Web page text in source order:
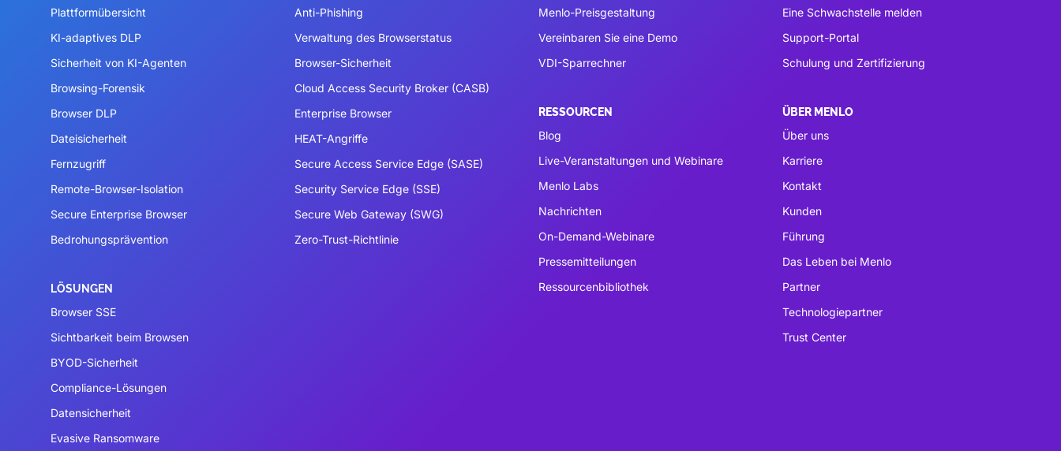
Plattformübersicht
KI-adaptives DLP
Sicherheit von KI-Agenten
Browsing-Forensik
Browser DLP
Dateisicherheit
Fernzugriff
Remote-Browser-Isolation
Secure Enterprise Browser
Bedrohungsprävention
LÖSUNGEN
Browser SSE
Sichtbarkeit beim Browsen
BYOD-Sicherheit
Compliance-Lösungen
Datensicherheit
Evasive Ransomware
Anti-Phishing
Verwaltung des Browserstatus
Browser-Sicherheit
Cloud Access Security Broker (CASB)
Enterprise Browser
HEAT-Angriffe
Secure Access Service Edge (SASE)
Security Service Edge (SSE)
Secure Web Gateway (SWG)
Zero-Trust-Richtlinie
Menlo-Preisgestaltung
Vereinbaren Sie eine Demo
VDI-Sparrechner
RESSOURCEN
Blog
Live-Veranstaltungen und Webinare
Menlo Labs
Nachrichten
On-Demand-Webinare
Pressemitteilungen
Ressourcenbibliothek
Eine Schwachstelle melden
Support-Portal
Schulung und Zertifizierung
ÜBER MENLO
Über uns
Karriere
Kontakt
Kunden
Führung
Das Leben bei Menlo
Partner
Technologiepartner
Trust Center